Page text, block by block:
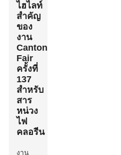
ไฮไลท์
สำคัญ
ของ
งาน
Canton
Fair
ครั้งที่
137
สำหรับ
สาร
หน่วง
ไฟ
คลอรีน
งาน